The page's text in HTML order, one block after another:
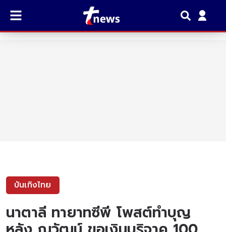
บันเทิงไทย
นาตาลี ทายาทซีพี โพสต์ทำบุญ